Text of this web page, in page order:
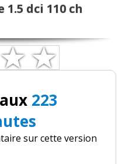
1.5 dci 110 ch
223
sur cette version